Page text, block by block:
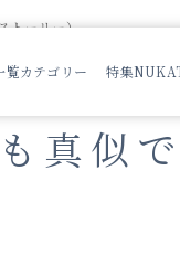
覧カテゴリー 特集
トーリー）
真似